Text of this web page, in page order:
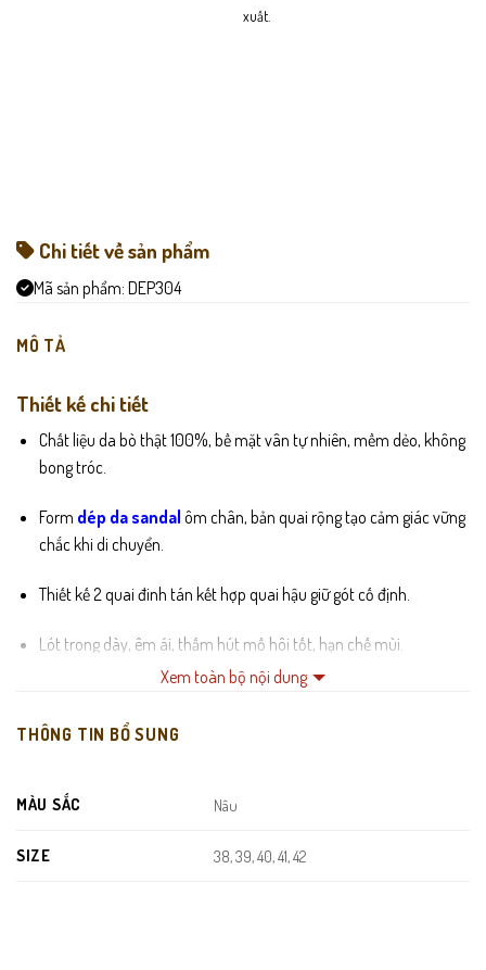
xuất.
Chi tiết về sản phẩm
Mã sản phẩm: DEP304
MÔ TẢ
Thiết kế chi tiết
Chất liệu da bò thật 100%, bề mặt vân tự nhiên, mềm dẻo, không
bong tróc.
Form dép da sandal ôm chân, bản quai rộng tạo cảm giác vững
chắc khi di chuyển.
Thiết kế 2 quai đinh tán kết hợp quai hậu giữ gót cố định.
Lót trong dày, êm ái, thấm hút mồ hôi tốt, hạn chế mùi.
Đế cao su nguyên khối chống trơn trượt, chịu lực tốt.
Đường may thủ công chắc chắn, độ bền cao theo thời gian.
Xem toàn bộ nội dung
THÔNG TIN BỔ SUNG
MÀU SẮC Nâu
SIZE 38, 39, 40, 41, 42